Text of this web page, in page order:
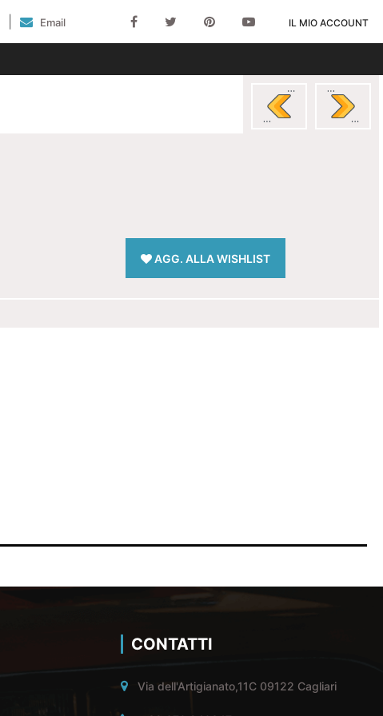
Email IL MIO ACCOUNT
AGG. ALLA WISHLIST
CONTATTI
Via dell'Artigianato,11C 09122 Cagliari